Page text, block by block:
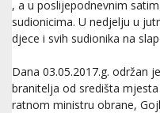
, a u poslijepodnevnim
sudionicima. U nedjelju u
djece i svih sudionika na
Dana 03.05.2017.g. održan
branitelja od središta
ratnom ministru obrane,